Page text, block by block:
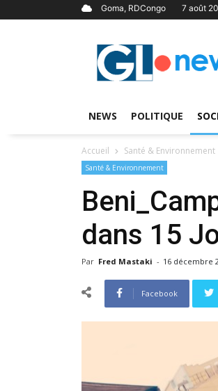
Goma, RDCongo 7 août
NEWS POLITIQUE
Accueil Santé & Environnement
Santé & Environnement
dans 15
Par Fred Mastaki - 16 décembre
Facebook